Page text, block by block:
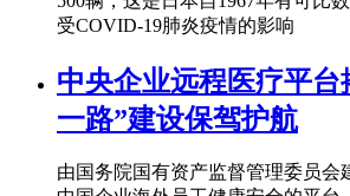
受COVID-19肺炎疫情的影响
中央企业远程医疗平台
一路”建设保驾护航
由国务院国有资产监督管理委员会